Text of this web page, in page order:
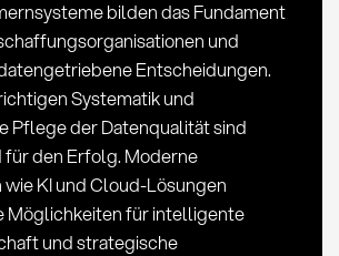
bilden das Fundament
und
Entscheidungen.
Systematik und
Pflege der Datenqualität sind
den Erfolg. Moderne
KI und Cloud-Lösungen
Möglichkeiten für intelligente
und strategische